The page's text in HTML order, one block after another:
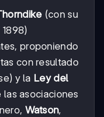
(con su
proponiendo
con resultado
y la Ley del
asociaciones
Watson,